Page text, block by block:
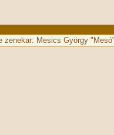
zenekar: Mesics György